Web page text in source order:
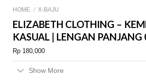
HOME / X-BAJU
ELIZABETH CLOTHING –
KASUAL | LENGAN
Rp 180,000
Show More